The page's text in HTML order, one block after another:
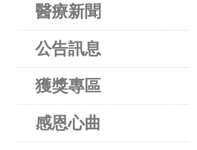
醫療新聞
公告訊息
獲獎專區
感恩心曲